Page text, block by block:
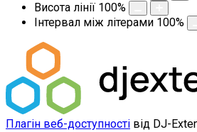
Висота лінії 100%
Інтервал між літерами 100%
Плагін веб-доступності від DJ-